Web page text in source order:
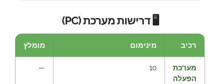
🖥️ דרישות מערכת (PC)
רכיב מינימום מומלץ
מערכת
הפעלה
10
—